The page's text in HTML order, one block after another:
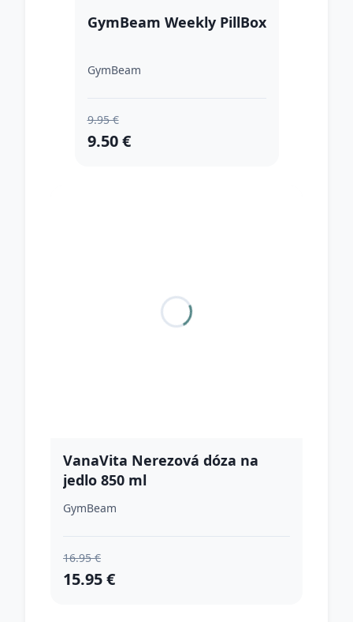
GymBeam Weekly PillBox
GymBeam
9.95 €
9.50 €
VanaVita Nerezová dóza na
jedlo 850 ml
GymBeam
16.95 €
15.95 €